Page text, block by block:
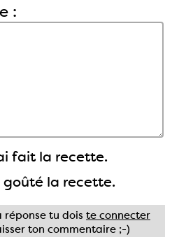
:
fait la recette.
la recette.
réponse tu dois te connecter
ton commentaire ;-)